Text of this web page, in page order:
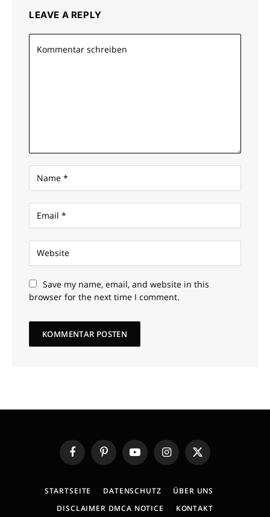
LEAVE A REPLY
Save my name, email, and website in this
browser for the next time I comment.
FacebookPinterestYouTubeInstagram
X
(Twitter)
STARTSEITE DATENSCHUTZ
ÜBER UNS
DISCLAIMER DMCA NOTICE
KONTAKT